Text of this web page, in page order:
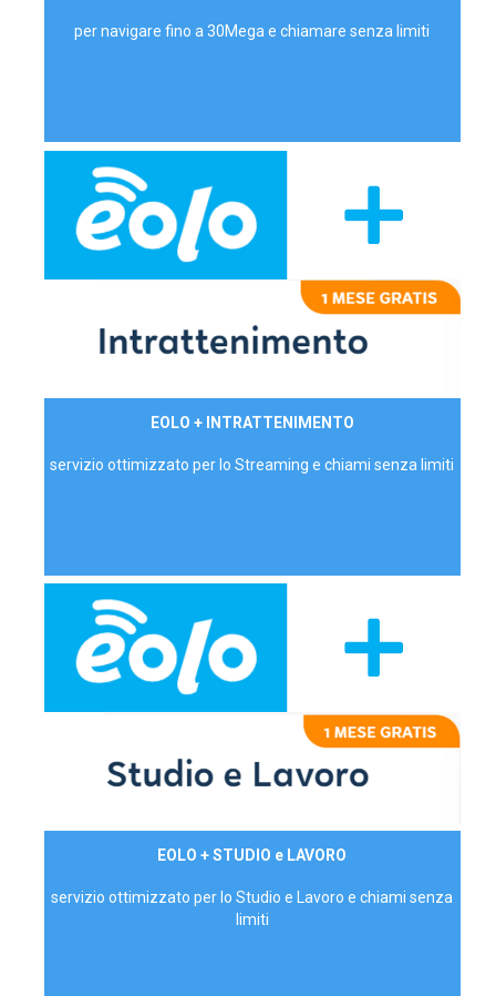
per navigare fino a 30Mega e chiamare senza limiti
EOLO + INTRATTENIMENTO
servizio ottimizzato per lo Streaming e chiami senza limiti
EOLO + STUDIO e LAVORO
servizio ottimizzato per lo Studio e Lavoro e chiami senza
limiti